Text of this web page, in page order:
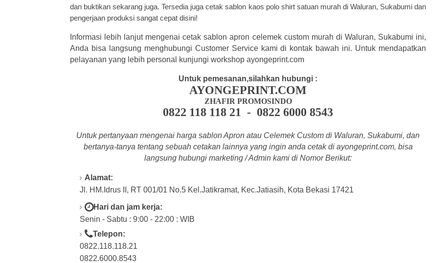
dan buktikan sekarang juga. Tersedia juga cetaksablon kaos polo shirtsatuan murah di Waluran, Sukabumi dan
pengerjaan produksi sangat cepat disini!
Informasi lebih lanjut mengenai cetak sablon apron celemek custom murah di Waluran, Sukabumi ini,
Anda bisa langsung menghubungi Customer Service kami di kontak bawah ini. Untuk mendapatkan
pelayanan yang lebih personal kunjungi workshop ayongeprint.com
Untuk pemesanan,silahkan hubungi :
AYONGEPRINT.COM
ZHAFIR PROMOSINDO
0822 118 118 21 - 0822 6000 8543
Untuk pertanyaan mengenai harga sablon Apron atau Celemek Custom di Waluran, Sukabumi, dan
bertanya-tanya tentang sebuah cetakan lainnya yang ingin anda cetak di ayongeprint.com, bisa
langsung hubungi marketing / Admin kami di Nomor Berikut:
Alamat:
Jl. HM.Idrus II, RT 001/01 No.5 Kel.Jatikramat, Kec.Jatiasih, Kota Bekasi 17421
Hari dan jam kerja:
Senin - Sabtu : 9:00 - 22:00 : WIB
Telepon:
0822.118.118.21
0822.6000.8543